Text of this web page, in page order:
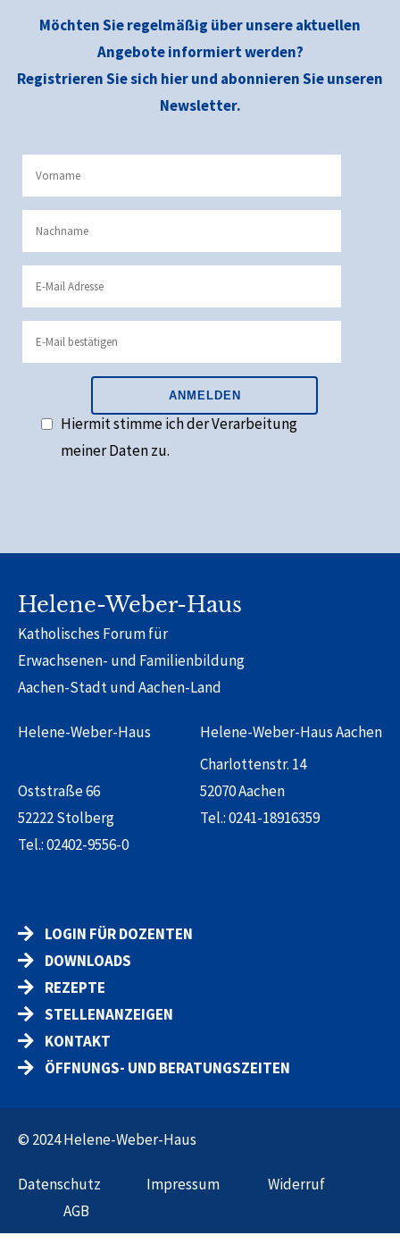
Möchten Sie regelmäßig über unsere aktuellen
Angebote informiert werden?
Registrieren Sie sich hier und abonnieren Sie unseren
Newsletter.
Hiermit stimme ich der Verarbeitung
meiner Daten zu.
Helene-Weber-Haus
Katholisches Forum für
Erwachsenen- und Familienbildung
Aachen-Stadt und Aachen-Land
Helene-Weber-Haus
Oststraße 66
52222 Stolberg
Tel.:02402-9556-0
Helene-Weber-Haus Aachen
Charlottenstr. 14
52070 Aachen
Tel.:0241-18916359
LOGIN FÜR DOZENTEN
DOWNLOADS
REZEPTE
STELLENANZEIGEN
KONTAKT
ÖFFNUNGS- UND BERATUNGSZEITEN
© 2024 Helene-Weber-Haus
Datenschutz Impressum
Widerruf
AGB